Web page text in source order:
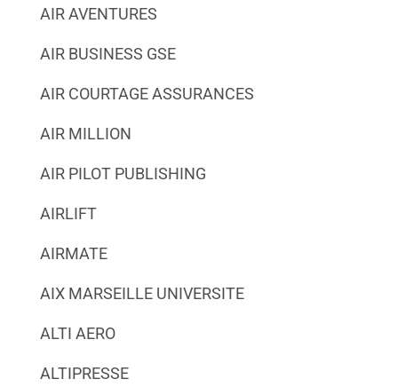
AIR AVENTURES
AIR BUSINESS GSE
AIR COURTAGE ASSURANCES
AIR MILLION
AIR PILOT PUBLISHING
AIRLIFT
AIRMATE
AIX MARSEILLE UNIVERSITE
ALTI AERO
ALTIPRESSE